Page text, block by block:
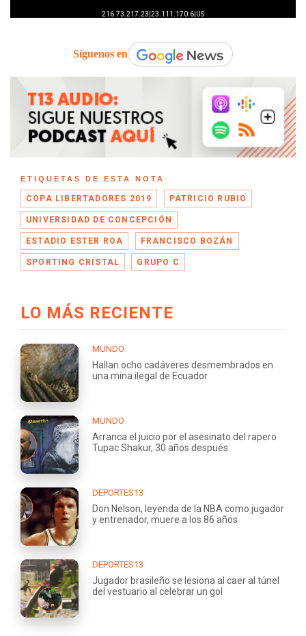
Síguenos en
ETIQUETAS DE ESTA NOTA
COPA LIBERTADORES 2019 PATRICIO RUBIO
UNIVERSIDAD DE CONCEPCIÓN
ESTADIO ESTER ROA FRANCISCO BOZÁN
SPORTING CRISTAL GRUPO C
LO MÁS RECIENTE
MUNDO
Hallan ocho cadáveres desmembrados en
una mina ilegal de Ecuador
MUNDO
Arranca el juicio por el asesinato del rapero
Tupac Shakur, 30 años después
DEPORTES13
Don Nelson, leyenda de la NBA como jugador
y entrenador, muere a los 86 años
DEPORTES13
Jugador brasileño se lesiona al caer al túnel
del vestuario al celebrar un gol